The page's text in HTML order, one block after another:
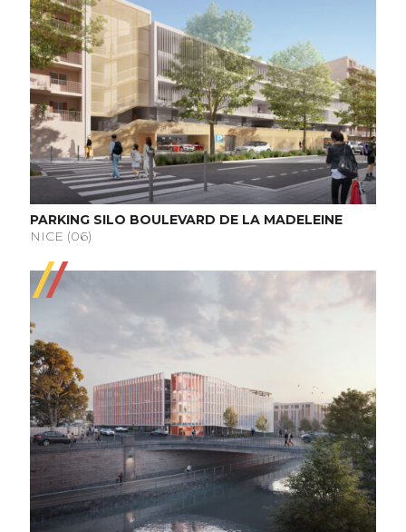
PARKING SILO BOULEVARD DE LA MADELEINE
NICE (06)